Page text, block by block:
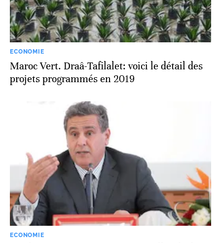
ECONOMIE
Maroc Vert. Draâ-Tafilalet: voici le détail des
projets programmés en 2019
ECONOMIE